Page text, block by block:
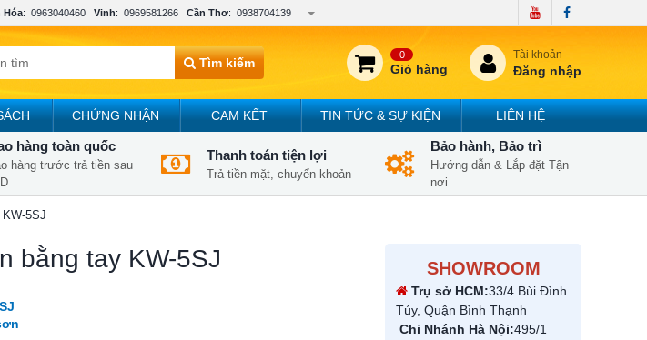
Hóa: 0963040460 Vinh: 0969581266 Cần Thơ: 0938704139
Tìm kiếm
0
Giỏ hàng
Tài khoản
Đăng nhập
CHỨNG NHẬN CAM KẾT TIN TỨC & SỰ KIỆN LIÊN HỆ
hàng toàn quốc
hàng trước trả tiền sau
Thanh toán tiện lợi
Trả tiền mặt, chuyển khoản
Bảo hành, Bảo trì
Hướng dẫn & Lắp đặt Tận
nơi
5SJ
bằng tay KW-5SJ SHOWROOM
Trụ sở HCM:33/4 Bùi Đình
Túy, Quận Bình Thạnh
Chi Nhánh Hà Nội:495/1